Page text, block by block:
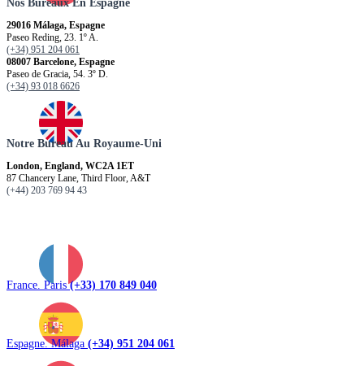
Nos Bureaux En Espagne
29016 Málaga, Espagne
Paseo Reding, 23. 1º A.
(+34) 951 204 061
08007 Barcelone, Espagne
Paseo de Gracia, 54. 3º D.
(+34) 93 018 6626
Notre Bureau Au Royaume-Uni
London, England, WC2A 1ET
87 Chancery Lane, Third Floor, A&T
(+44) 203 769 94 43
France. Paris(+33) 170 849 040
Espagne. Málaga (+34) 951 204 061